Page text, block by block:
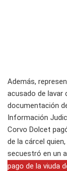
Además,
acusado de lavar
documentación
Información
Corvo Dolcet
de la cárcel
secuestró en un
pago de la viuda